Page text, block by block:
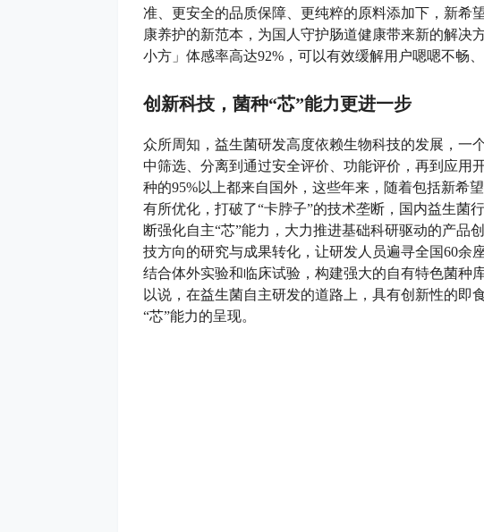
准、更安全的品质保障、更纯粹的原料添加下，新希
康养护的新范本，为国人守护肠道健康带来新的解决
小方」体感率高达92%，可以有效缓解用户嗯嗯不畅
创新科技，菌种“芯”能力更进一步
众所周知，益生菌研发高度依赖生物科技的发展，一
中筛选、分离到通过安全评价、功能评价，再到应用
种的95%以上都来自国外，这些年来，随着包括新希
有所优化，打破了“卡脖子”的技术垄断，国内益生菌
断强化自主“芯”能力，大力推进基础科研驱动的产品
技方向的研究与成果转化，让研发人员遍寻全国60余
结合体外实验和临床试验，构建强大的自有特色菌种
以说，在益生菌自主研发的道路上，具有创新性的即
“芯”能力的呈现。